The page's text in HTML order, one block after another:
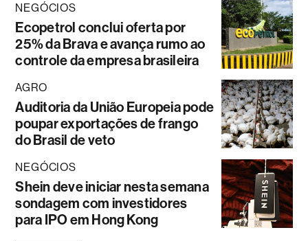
NEGÓCIOS
Ecopetrol conclui oferta por
25% da Brava e avança rumo ao
controle da empresa brasileira
AGRO
Auditoria da União Europeia pode
poupar exportações de frango
do Brasil de veto
NEGÓCIOS
Shein deve iniciar nesta semana
sondagem com investidores
para IPO em Hong Kong